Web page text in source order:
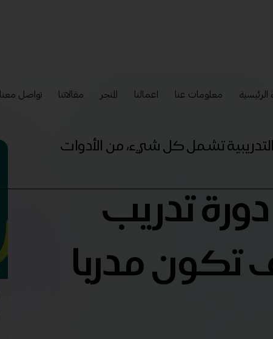
الرئيسية معلومات عنا اعمالنا المتجر مقالاتنا تواصل معنا
التدريبية تشمل كل شيء، من الأدوات
دورة تدريب
تكون مدربا